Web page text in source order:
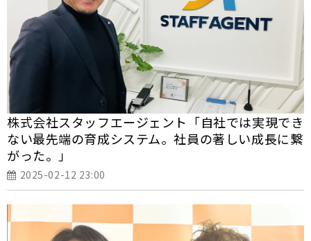
株式会社スタッフエージェント「自社では実現でき
ない最先端の育成システム。社員の著しい成長に繋
がった。」
2025-02-12 23:00